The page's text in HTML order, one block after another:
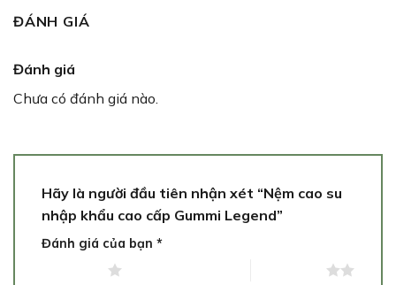
ĐÁNH GIÁ
Đánh giá
Chưa có đánh giá nào.
Hãy là người đầu tiên nhận xét “Nệm cao su
nhập khẩu cao cấp Gummi Legend”
Đánh giá của bạn *